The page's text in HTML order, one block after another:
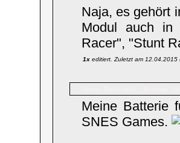
Naja, es gehört
Modul auch in
Racer", "Stunt
1x editiert. Zuletzt am 12.04.2015
Meine Batterie
SNES Games.